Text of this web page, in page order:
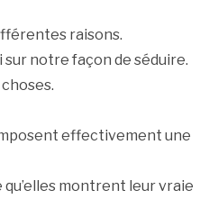
raisons.
sur notre façon de séduire.
effectivement une
qu’elles montrent leur vraie